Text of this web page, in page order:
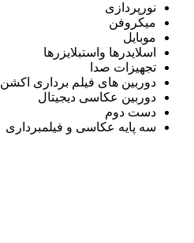
نورپردازی
میکروفن
موبایل
اسلایدرها واستبلایزرها
تجهیزات صدا
دوربین های فیلم برداری اکشن
دوربین عکاسی دیجیتال
دست دوم
سه پایه عکاسی و فیلمبرداری